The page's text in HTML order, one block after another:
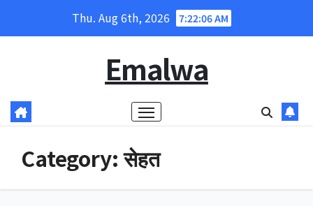
Thu. Aug 6th, 2026 7:22:07 AM
Emalwa
Category:सेहत